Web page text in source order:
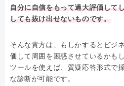
自分に自信をもって過大評価して
しても抜け出せないものです。
そんな貴方は、もしかするとビジ
価して周囲を困惑させているかも
ツールを使えば、質疑応答形式で
な診断が可能です。